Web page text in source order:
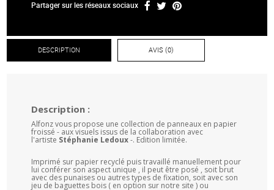
Partager sur les réseaux sociaux
DESCRIPTION AVIS (0)
Description :
Alfonz vous propose une collection de panneaux en papier
froissé - aux visuels issus de la collaboration avec
l'artiste Stéphanie Ledoux-. Edition limitée.
Imprimé sur papier recyclé puis travaillé manuellement pour
lui conférer son aspect unique , il peut être posé , soit brut
avec des punaises ou autres types de fixation, soit avec son
jeu de baguettes bois ( en option sur notre site ) ou